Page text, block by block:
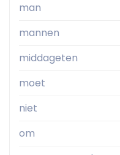
man
mannen
middageten
moet
niet
om